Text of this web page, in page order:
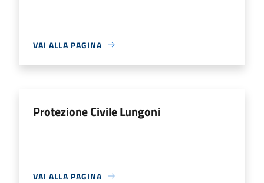
VAI ALLA PAGINA
Protezione Civile Lungoni
VAI ALLA PAGINA